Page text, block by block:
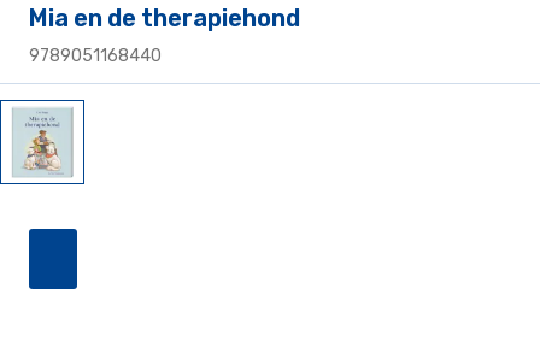
Mia en de therapiehond
9789051168440